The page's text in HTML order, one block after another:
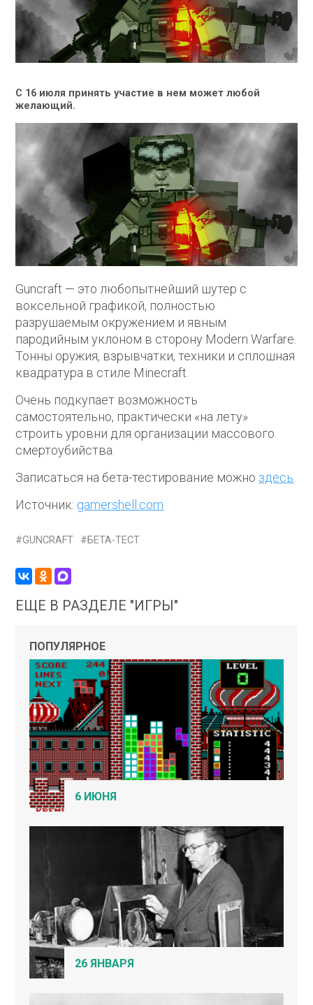
С 16 июля принять участие в нем может любой
желающий.
Guncraft — это любопытнейший шутер с
воксельной графикой, полностью
разрушаемым окружением и явным
пародийным уклоном в сторону Modern Warfare.
Тонны оружия, взрывчатки, техники и сплошная
квадратура в стиле Minecraft.
Очень подкупает возможность
самостоятельно, практически «на лету»
строить уровни для организации массового
смертоубийства.
Записаться на бета-тестирование можно здесь
Источник: gamershell.com
GUNCRAFT БЕТА-ТЕСТ
ЕЩЕ В РАЗДЕЛЕ "ИГРЫ"
ПОПУЛЯРНОЕ
6 ИЮНЯ
26 ЯНВАРЯ